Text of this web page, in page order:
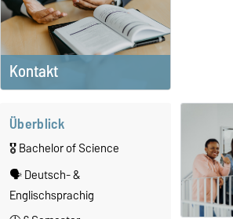
Kontakt
Überblick
🎖️ Bachelor of Science
🗣️ Deutsch- &
Englischsprachig